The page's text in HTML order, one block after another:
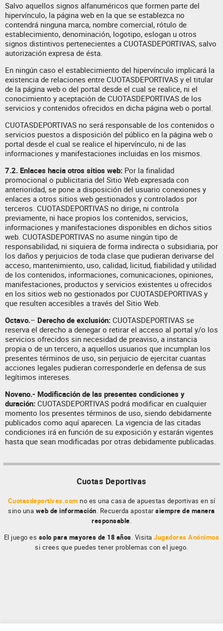
Salvo aquellos signos alfanuméricos que formen parte del
hipervínculo, la página web en la que se establezca no
contendrá ninguna marca, nombre comercial, rótulo de
establecimiento, denominación, logotipo, eslogan u otros
signos distintivos pertenecientes a CUOTASDEPORTIVAS, salvo
autorización expresa de ésta.
En ningún caso el establecimiento del hipervínculo implicará la
existencia de relaciones entre CUOTASDEPORTIVAS y el titular
de la página web o del portal desde el cual se realice, ni el
conocimiento y aceptación de CUOTASDEPORTIVAS de los
servicios y contenidos ofrecidos en dicha página web o portal.
CUOTASDEPORTIVAS no será responsable de los contenidos o
servicios puestos a disposición del público en la página web o
portal desde el cual se realice el hipervínculo, ni de las
informaciones y manifestaciones incluidas en los mismos.
7.2. Enlaces hacia otros sitios web: Por la finalidad
promocional o publicitaria del Sitio Web expresada con
anterioridad, se pone a disposición del usuario conexiones y
enlaces a otros sitios web gestionados y controlados por
terceros. CUOTASDEPORTIVAS no dirige, ni controla
previamente, ni hace propios los contenidos, servicios,
informaciones y manifestaciones disponibles en dichos sitios
web. CUOTASDEPORTIVAS no asume ningún tipo de
responsabilidad, ni siquiera de forma indirecta o subsidiaria, por
los daños y perjuicios de toda clase que pudieran derivarse del
acceso, mantenimiento, uso, calidad, licitud, fiabilidad y utilidad
de los contenidos, informaciones, comunicaciones, opiniones,
manifestaciones, productos y servicios existentes u ofrecidos
en los sitios web no gestionados por CUOTASDEPORTIVAS y
que resulten accesibles a través del Sitio Web.
Octavo.– Derecho de exclusión: CUOTASDEPORTIVAS se
reserva el derecho a denegar o retirar el acceso al portal y/o los
servicios ofrecidos sin necesidad de preaviso, a instancia
propia o de un tercero, a aquellos usuarios que incumplan los
presentes términos de uso, sin perjuicio de ejercitar cuantas
acciones legales pudieran corresponderle en defensa de sus
legítimos intereses.
Noveno.- Modificación de las presentes condiciones y
duración: CUOTASDEPORTIVAS podrá modificar en cualquier
momento los presentes términos de uso, siendo debidamente
publicados como aquí aparecen. La vigencia de las citadas
condiciones irá en función de su exposición y estarán vigentes
hasta que sean modificadas por otras debidamente publicadas.
Cuotas Deportivas
Cuotasdeportivas.com no es una casa de apuestas deportivas en sí
sino una web de información. Recuerda apostarsiempre de manera
responsable.
El juego es solo para mayores de 18 años. VisitaJugadores Anónimos
si crees que puedes tener problemas con el juego.